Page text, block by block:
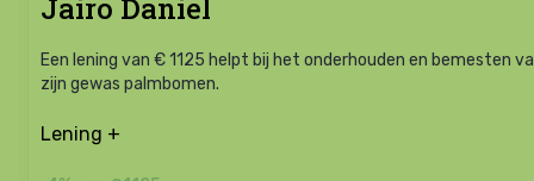
Jairo Daniel
Een lening van € 1125 helpt bij het onderhouden en bemesten
zijn gewas palmbomen.
Lening +